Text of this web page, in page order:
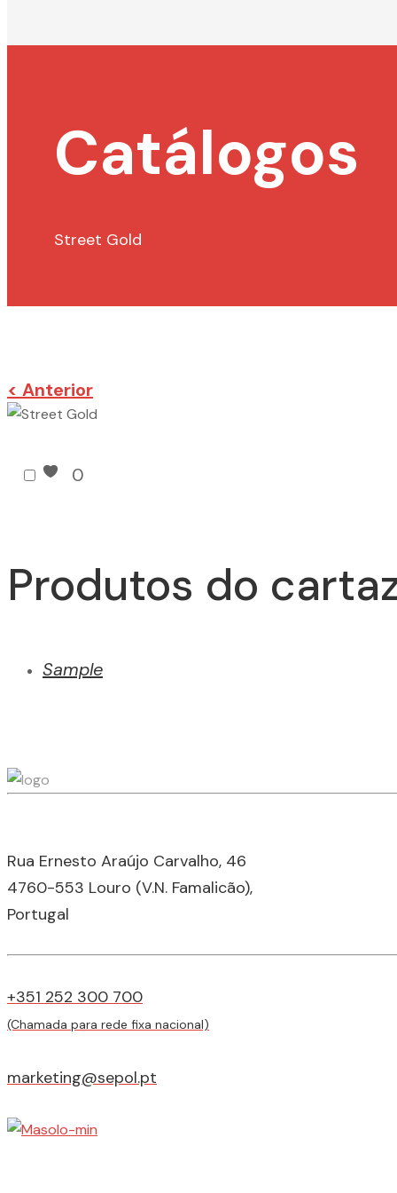
Catálogos
Street Gold
< Anterior
0
Produtos do
Sample
Rua Ernesto Araújo Carvalho, 46
4760-553 Louro (V.N. Famalicão),
Portugal
+351 252 300 700
(Chamada para rede fixa nacional)
marketing@sepol.pt